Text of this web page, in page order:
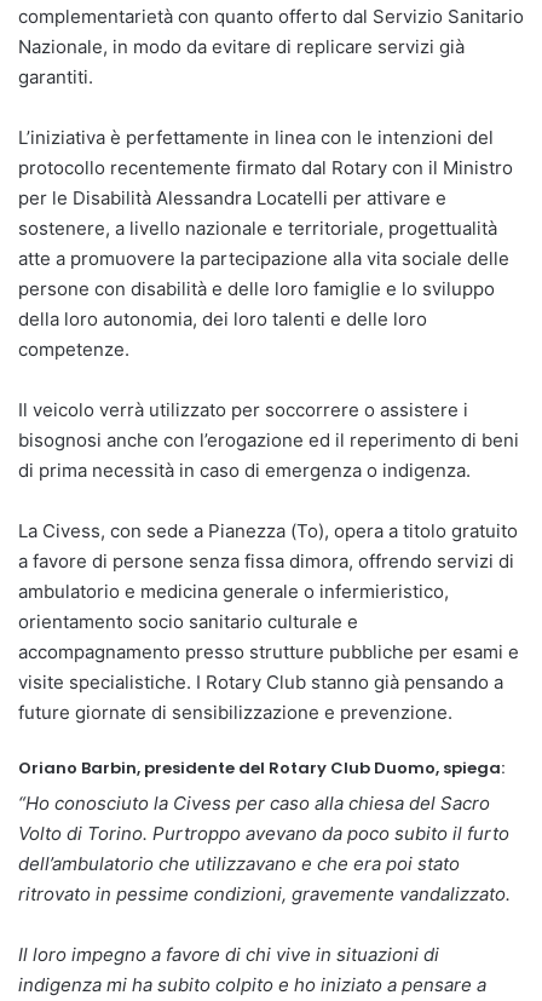
complementarietà con quanto offerto dal Servizio Sanitario
Nazionale, in modo da evitare di replicare servizi già
garantiti.
L’iniziativa è perfettamente in linea con le intenzioni del
protocollo recentemente firmato dal Rotary con il Ministro
per le Disabilità Alessandra Locatelli per attivare e
sostenere, a livello nazionale e territoriale, progettualità
atte a promuovere la partecipazione alla vita sociale delle
persone con disabilità e delle loro famiglie e lo sviluppo
della loro autonomia, dei loro talenti e delle loro
competenze.
Il veicolo verrà utilizzato per soccorrere o assistere i
bisognosi anche con l’erogazione ed il reperimento di beni
di prima necessità in caso di emergenza o indigenza.
La Civess, con sede a Pianezza (To), opera a titolo gratuito
a favore di persone senza fissa dimora, offrendo servizi di
ambulatorio e medicina generale o infermieristico,
orientamento socio sanitario culturale e
accompagnamento presso strutture pubbliche per esami e
visite specialistiche. I Rotary Club stanno già pensando a
future giornate di sensibilizzazione e prevenzione.
Oriano Barbin, presidente del Rotary Club Duomo, spiega:
“Ho conosciuto la Civess per caso alla chiesa del Sacro
Volto di Torino. Purtroppo avevano da poco subito il furto
dell’ambulatorio che utilizzavano e che era poi stato
ritrovato in pessime condizioni, gravemente vandalizzato.
Il loro impegno a favore di chi vive in situazioni di
indigenza mi ha subito colpito e ho iniziato a pensare a